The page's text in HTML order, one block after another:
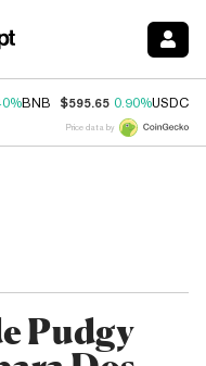
BNB $595.65 0.90%USDC
Price data by
Pudgy